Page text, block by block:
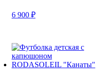
6 900 ₽